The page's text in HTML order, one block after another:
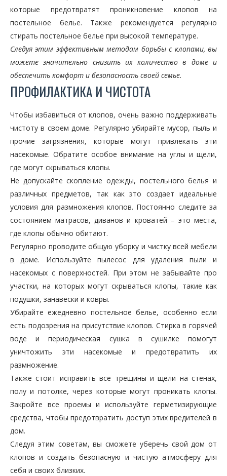
которые предотвратят проникновение клопов на
постельное белье. Также рекомендуется регулярно
стирать постельное белье при высокой температуре.
Следуя этим эффективным методам борьбы с клопами, вы
можете значительно снизить их количество в доме и
обеспечить комфорт и безопасность своей семье.
ПРОФИЛАКТИКА И ЧИСТОТА
Чтобы избавиться от клопов, очень важно поддерживать
чистоту в своем доме. Регулярно убирайте мусор, пыль и
прочие загрязнения, которые могут привлекать эти
насекомые. Обратите особое внимание на углы и щели,
где могут скрываться клопы.
Не допускайте скопление одежды, постельного белья и
различных предметов, так как это создает идеальные
условия для размножения клопов. Постоянно следите за
состоянием матрасов, диванов и кроватей – это места,
где клопы обычно обитают.
Регулярно проводите общую уборку и чистку всей мебели
в доме. Используйте пылесос для удаления пыли и
насекомых с поверхностей. При этом не забывайте про
участки, на которых могут скрываться клопы, такие как
подушки, занавески и ковры.
Убирайте ежедневно постельное белье, особенно если
есть подозрения на присутствие клопов. Стирка в горячей
воде и периодическая сушка в сушилке помогут
уничтожить эти насекомые и предотвратить их
размножение.
Также стоит исправить все трещины и щели на стенах,
полу и потолке, через которые могут проникать клопы.
Закройте все проемы и используйте герметизирующие
средства, чтобы предотвратить доступ этих вредителей в
дом.
Следуя этим советам, вы сможете уберечь свой дом от
клопов и создать безопасную и чистую атмосферу для
себя и своих близких.